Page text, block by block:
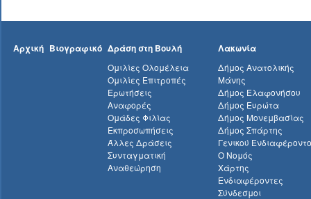
Αρχική Βιογραφικό Δράση στη Βουλή
Ομιλίες Ολομέλεια
Ομιλίες Επιτροπές
Ερωτήσεις
Αναφορές
Ομάδες Φιλίας
Εκπροσωπήσεις
Άλλες Δράσεις
Συνταγματική
Αναθεώρηση
Λακωνία
Δήμος Ανατολικής
Μάνης
Δήμος Ελαφονήσου
Δήμος Ευρώτα
Δήμος Μονεμβασίας
Δήμος Σπάρτης
Γενικού
Ο Νομός
Χάρτης
Ενδιαφέροντες
Σύνδεσμοι